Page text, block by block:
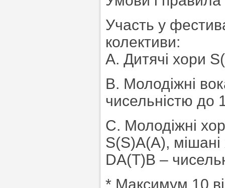
Участь у
колективи:
А. Дитячі хори
В. Молодіжні
чисельністю до
С. Молодіжні
S(S)A(A),
DА(Т)В –
* Максимум 10